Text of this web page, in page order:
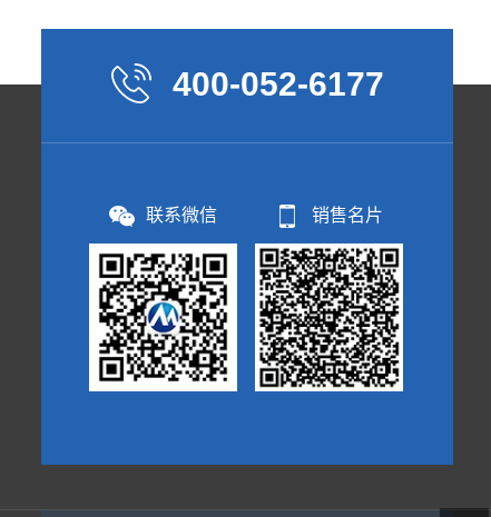
400-052-6177
联系微信 销售名片